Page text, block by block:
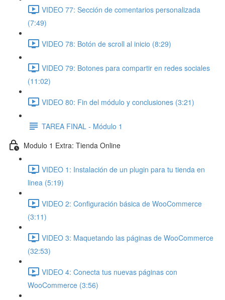
VIDEO 77: Sección de comentarios personalizada
(7:49)
VIDEO 78: Botón de scroll al inicio (8:29)
VIDEO 79: Botones para compartir en redes sociales
(11:02)
VIDEO 80: Fin del módulo y conclusiones (3:21)
TAREA FINAL - Módulo 1
Modulo 1 Extra: Tienda Online
VIDEO 1: Instalación de un plugin para tu tienda en
linea (5:19)
VIDEO 2: Configuración básica de WooCommerce
(3:11)
VIDEO 3: Maquetando las páginas de WooCommerce
(32:53)
VIDEO 4: Conecta tus nuevas páginas con
WooCommerce (3:56)